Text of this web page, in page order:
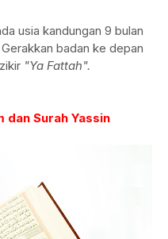
usia kandungan 9 bulan
badan ke depan
"Ya Fattah".
dan Surah Yassin